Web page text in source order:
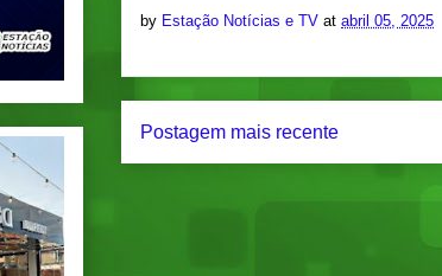
by Estação Notícias e TV at abril 05, 2025
Postagem mais recente